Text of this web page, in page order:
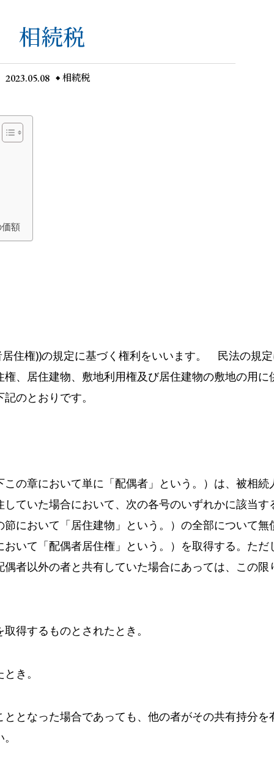
相続税
2023.05.08 相続税
額
住権))の規定に基づく権利をいいます。 民法の規定
、居住建物、敷地利用権及び居住建物の敷地の用に
のとおりです。
の章において単に「配偶者」という。）は、被相続
ていた場合において、次の各号のいずれかに該当す
において「居住建物」という。）の全部について無
いて「配偶者居住権」という。）を取得する。ただ
者以外の者と共有していた場合にあっては、この限
得するものとされたとき。
き。
となった場合であっても、他の者がその共有持分を